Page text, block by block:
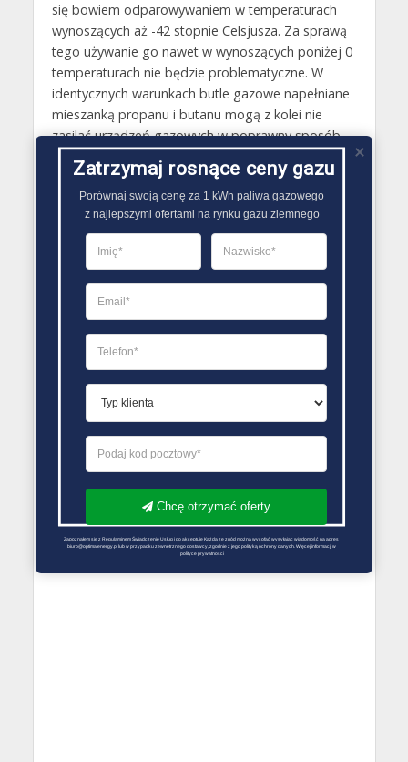
się bowiem odparowywaniem w temperaturach
wynoszących aż -42 stopnie Celsjusza. Za sprawą
tego używanie go nawet w wynoszących poniżej 0
temperaturach nie będzie problematyczne. W
identycznych warunkach butle gazowe napełniane
mieszanką propanu i butanu mogą z kolei nie
zasilać urządzeń gazowych w poprawny sposób,
gdyż gaz ten przestaje odparowywać już w
temperaturze 0,5 oC..
PORÓWNYWARKA OFERT GAZU
Zatrzymaj rosnące ceny gazu
Porównaj swoją cenę za 1 kWh paliwa gazowego
z najlepszymi ofertami na rynku gazu ziemnego
Chcę otrzymać oferty
Zapoznałem się z Regulaminem Świadczenie Usług i go akceptuję Każdą ze zgód można wycofać wysyłając wiadomość na adres
biuro@optimalenergy.pl lub w przypadku zewnętrznego dostawcy, zgodnie z jego polityką ochrony danych. Więcej informacji w
polityce prywatności